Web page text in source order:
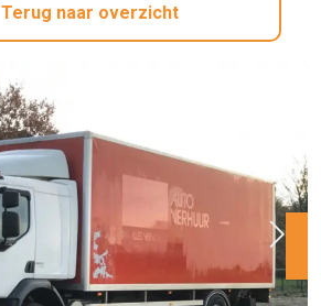
Terug naar overzicht